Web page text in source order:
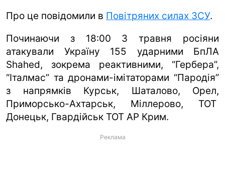
Про це повідомили в Повітряних силах ЗСУ.
Починаючи з 18:00 3 травня росіяни
атакували Україну 155 ударними БпЛА
Shahed, зокрема реактивними, “Гербера”,
“Італмас” та дронами-імітаторами “Пародія”
з напрямків Курськ, Шаталово, Орел,
Приморсько-Ахтарськ, Міллерово, ТОТ
Донецьк, Гвардійськ ТОТ АР Крим.
Реклама